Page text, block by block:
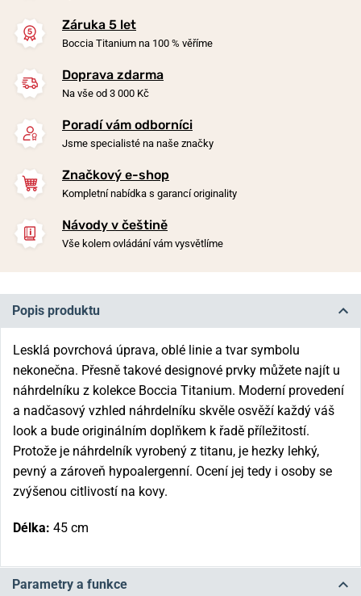
Náhrdelník Boccia Titanium
0858-01
Skladem
990 Kč
Náhrdelník Boccia Titanium
Záruka 5 let
Boccia Titanium na 100 % věříme
Doprava zdarma
Na vše od 3 000 Kč
Poradí vám odborníci
Jsme specialisté na naše značky
Značkový e-shop
Kompletní nabídka s garancí originality
Návody v češtině
Vše kolem ovládání vám vysvětlíme
Popis produktu
Lesklá povrchová úprava, oblé linie a tvar symbolu
nekonečna. Přesně takové designové prvky můžete najít u
náhrdelníku z kolekce Boccia Titanium. Moderní provedení
a nadčasový vzhled náhrdelníku skvěle osvěží každý váš
look a bude originálním doplňkem k řadě příležitostí.
Protože je náhrdelník vyrobený z titanu, je hezky lehký,
pevný a zároveň hypoalergenní. Ocení jej tedy i osoby se
zvýšenou citlivostí na kovy.
Délka: 45 cm
Parametry a funkce